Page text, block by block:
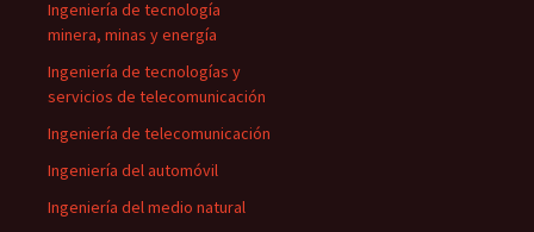
Ingeniería de tecnología
minera, minas y energía
Ingeniería de tecnologías y
servicios de telecomunicación
Ingeniería de telecomunicación
Ingeniería del automóvil
Ingeniería del medio natural